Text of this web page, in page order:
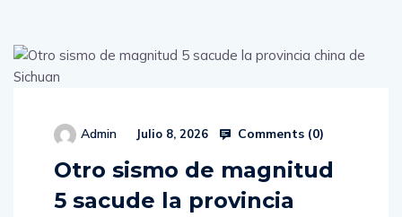
Admin Julio 8, 2026 Comments (0)
Otro sismo de magnitud
5 sacude la provincia